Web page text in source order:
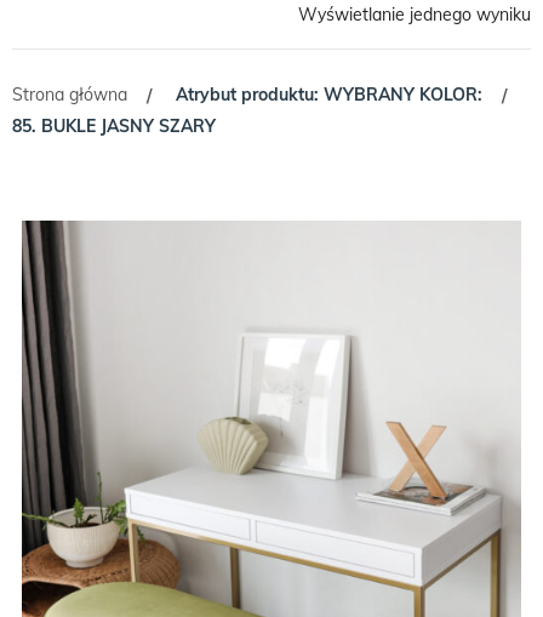
Wyświetlanie jednego wyniku
Strona główna / Atrybut produktu: WYBRANY KOLOR:
/
85. BUKLE JASNY SZARY